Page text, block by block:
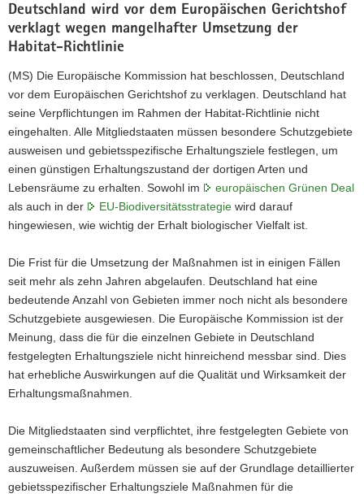
Deutschland wird vor dem Europäischen Gerichtshof
verklagt wegen mangelhafter Umsetzung der
Habitat-Richtlinie
(MS) Die Europäische Kommission hat beschlossen, Deutschland
vor dem Europäischen Gerichtshof zu verklagen. Deutschland hat
seine Verpflichtungen im Rahmen der Habitat-Richtlinie nicht
eingehalten. Alle Mitgliedstaaten müssen besondere Schutzgebiete
ausweisen und gebietsspezifische Erhaltungsziele festlegen, um
einen günstigen Erhaltungszustand der dortigen Arten und
Lebensräume zu erhalten. Sowohl im
europäischen Grünen Deal
als auch in der
EU-Biodiversitätsstrategie wird darauf
hingewiesen, wie wichtig der Erhalt biologischer Vielfalt ist.
Die Frist für die Umsetzung der Maßnahmen ist in einigen Fällen
seit mehr als zehn Jahren abgelaufen. Deutschland hat eine
bedeutende Anzahl von Gebieten immer noch nicht als besondere
Schutzgebiete ausgewiesen. Die Europäische Kommission ist der
Meinung, dass die für die einzelnen Gebiete in Deutschland
festgelegten Erhaltungsziele nicht hinreichend messbar sind. Dies
hat erhebliche Auswirkungen auf die Qualität und Wirksamkeit der
Erhaltungsmaßnahmen.
Die Mitgliedstaaten sind verpflichtet, ihre festgelegten Gebiete von
gemeinschaftlicher Bedeutung als besondere Schutzgebiete
auszuweisen. Außerdem müssen sie auf der Grundlage detaillierter
gebietsspezifischer Erhaltungsziele Maßnahmen für die